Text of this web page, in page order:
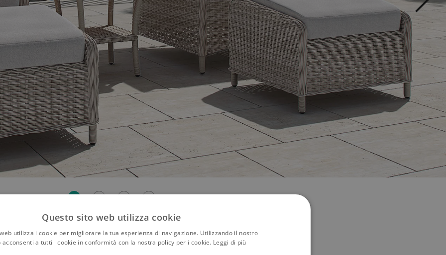
per due persone
Questo sito web utilizza cookie
utilizza i cookie per migliorare la tua esperienza di navigazione. Utilizzando il nostro
acconsenti a tutti i cookie in conformità con la nostra policy per i cookie. Leggi di più